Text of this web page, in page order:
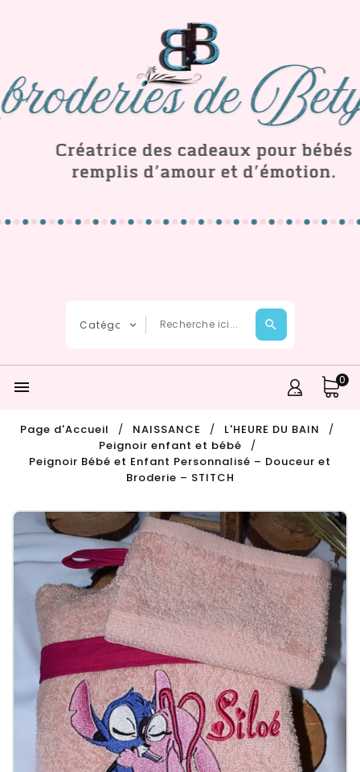
 0
Page d'Accueil NAISSANCE
L'HEURE DU BAIN
Peignoir enfant et bébé
Peignoir Bébé et Enfant Personnalisé – Douceur et
Broderie – STITCH